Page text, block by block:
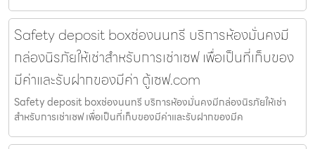
Safety deposit boxช่องนนทรี บริการห้องมั่นคงมี
กล่องนิรภัยให้เช่าสำหรับการเช่าเซฟ เพื่อเป็นที่เก็บของ
มีค่าและรับฝากของมีค่า ตู้เซฟ.com
Safety deposit boxช่องนนทรี บริการห้องมั่นคงมีกล่องนิรภัยให้เช่า
สำหรับการเช่าเซฟ เพื่อเป็นที่เก็บของมีค่าและรับฝากของมีค